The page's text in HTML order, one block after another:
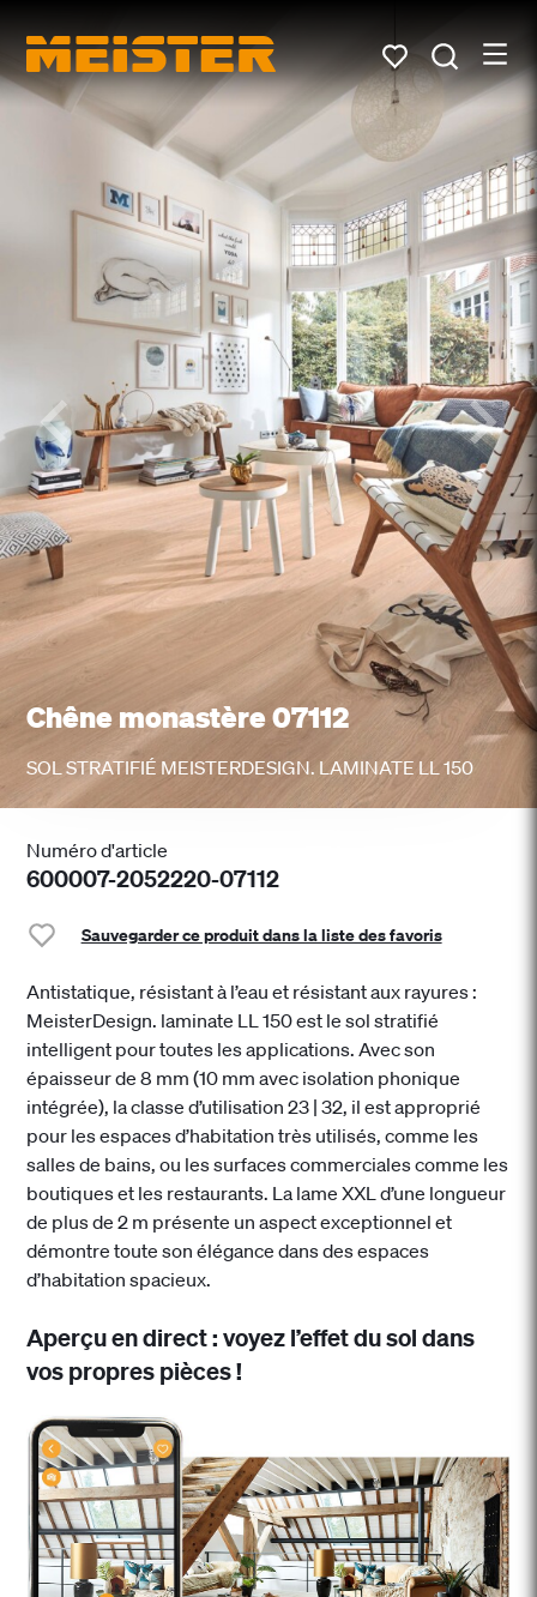
Chêne monastère 07112
SOL STRATIFIÉ MEISTERDESIGN. LAMINATE LL 150
Numéro d'article
600007-2052220-07112
Sauvegarder ce produit dans la liste des favoris
Antistatique, résistant à l’eau et résistant aux rayures :
MeisterDesign. laminate LL 150 est le sol stratifié
intelligent pour toutes les applications. Avec son
épaisseur de 8 mm (10 mm avec isolation phonique
intégrée), la classe d’utilisation 23 | 32, il est approprié
pour les espaces d’habitation très utilisés, comme les
salles de bains, ou les surfaces commerciales comme les
boutiques et les restaurants. La lame XXL d’une longueur
de plus de 2 m présente un aspect exceptionnel et
démontre toute son élégance dans des espaces
d’habitation spacieux.
Aperçu en direct : voyez l’effet du sol dans
vos propres pièces !